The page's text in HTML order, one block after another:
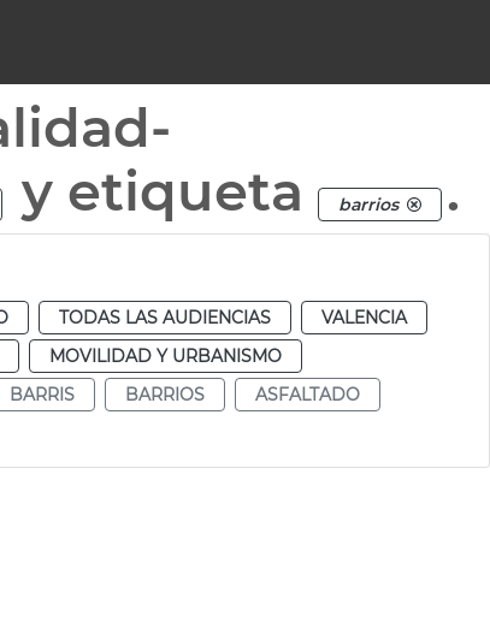
y etiqueta barrios .
TODAS LAS AUDIENCIAS
VALENCIA
MOVILIDAD Y URBANISMO
BARRIS BARRIOS
ASFALTADO